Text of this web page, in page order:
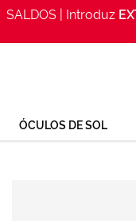
SALDOS | Introduz
ÓCULOS DE SOL